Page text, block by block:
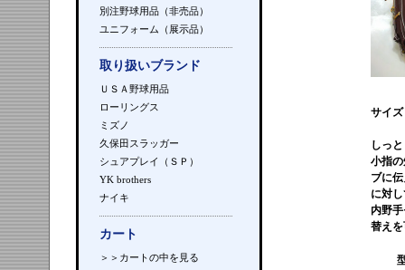
別注野球用品（非売品）
ユニフォーム（展示品）
取り扱いブランド
ＵＳＡ野球用品
ローリングス
ミズノ
久保田スラッガー
シュアプレイ（ＳＰ）
YK brothers
ナイキ
カート
＞＞カートの中を見る
サイ
しっ
小指
ブに
に対
内野
替え